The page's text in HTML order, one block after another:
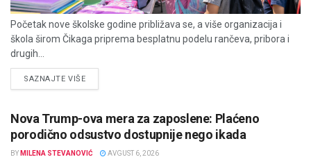
Početak nove školske godine približava se, a više organizacija i
škola širom Čikaga priprema besplatnu podelu rančeva, pribora i
drugih...
SAZNAJTE VIŠEDETAILS
Nova Trump-ova mera za zaposlene: Plaćeno
porodično odsustvo dostupnije nego ikada
BY MILENA STEVANOVIĆ AVGUST 6, 2026